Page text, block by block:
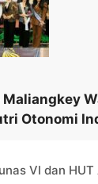
Otonomi
VI dan